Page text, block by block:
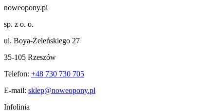
noweopony.pl
sp. z o. o.
ul. Boya-Żeleńskiego 27
35-105 Rzeszów
Telefon: +48 730 730 705
E-mail: sklep@noweopony.pl
Infolinia